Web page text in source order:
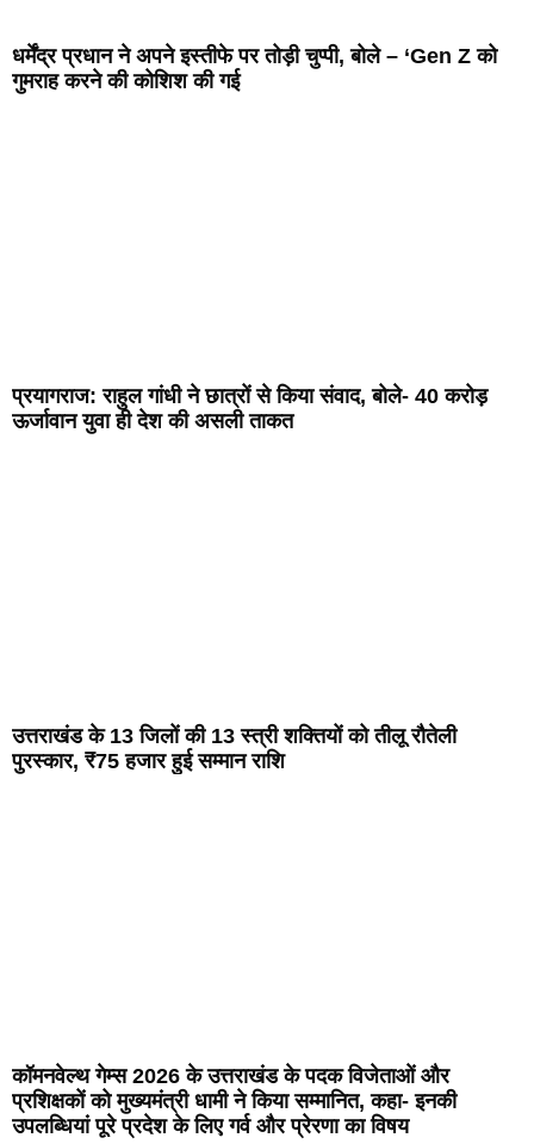
धर्मेंद्र प्रधान ने अपने इस्तीफे पर तोड़ी चुप्पी, बोले – ‘Gen Z को
गुमराह करने की कोशिश की गई
प्रयागराज: राहुल गांधी ने छात्रों से किया संवाद, बोले- 40 करोड़
ऊर्जावान युवा ही देश की असली ताकत
उत्तराखंड के 13 जिलों की 13 स्त्री शक्तियों को तीलू रौतेली
पुरस्कार, ₹75 हजार हुई सम्मान राशि
कॉमनवेल्थ गेम्स 2026 के उत्तराखंड के पदक विजेताओं और
प्रशिक्षकों को मुख्यमंत्री धामी ने किया सम्मानित, कहा- इनकी
उपलब्धियां पूरे प्रदेश के लिए गर्व और प्रेरणा का विषय